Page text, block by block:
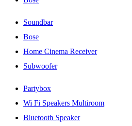
Soundbar
Bose
Home Cinema Receiver
Subwoofer
Partybox
Wi Fi Speakers Multiroom
Bluetooth Speaker